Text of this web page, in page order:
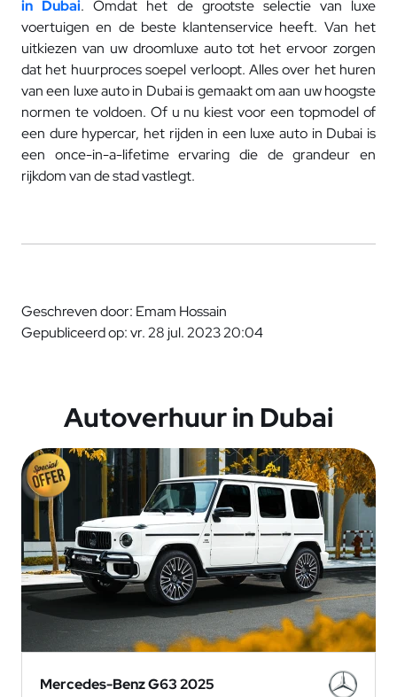
in Dubai. Omdat het de grootste selectie van luxe
voertuigen en de beste klantenservice heeft. Van het
uitkiezen van uw droomluxe auto tot het ervoor zorgen
dat het huurproces soepel verloopt. Alles over het huren
van een luxe auto in Dubai is gemaakt om aan uw hoogste
normen te voldoen. Of u nu kiest voor een topmodel of
een dure hypercar, het rijden in een luxe auto in Dubai is
een once-in-a-lifetime ervaring die de grandeur en
rijkdom van de stad vastlegt.
Geschreven door: Emam Hossain
Gepubliceerd op: vr. 28 jul. 2023 20:04
Autoverhuur in Dubai
Mercedes-Benz G63 2025